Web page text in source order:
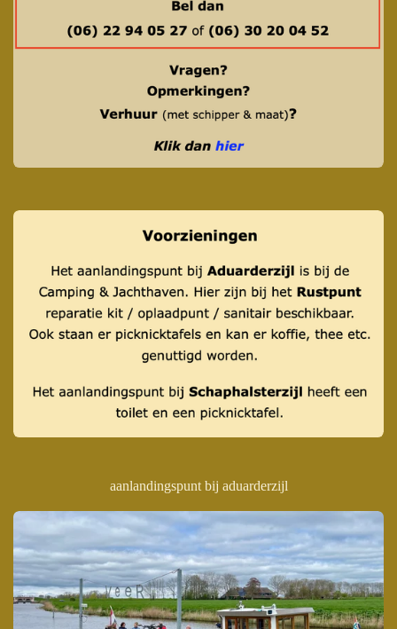
aanlandingspunt bij aduarderzijl